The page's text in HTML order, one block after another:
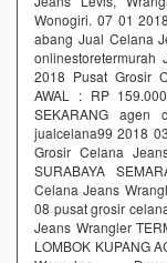
Wonogiri. 07 01
abang Jual Celana
2018 Pusat Grosir
AWAL : RP
SEKARANG agen
jualcelana99 2018
Grosir Celana
SURABAYA
Celana Jeans
08 pusat grosir
Jeans Wrangler
LOMBOK KUPANG